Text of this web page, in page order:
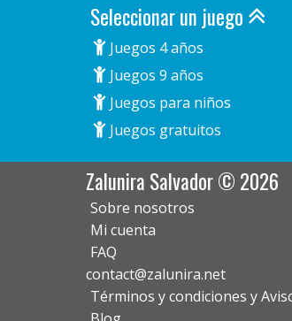
Seleccionar un juego
Juegos 4 años
Juegos 9 años
Juegos para niños
Juegos gratuitos
Zalunira Salvador © 2026
Sobre nosotros
Mi cuenta
FAQ
contact@zalunira.net
Términos y condiciones y